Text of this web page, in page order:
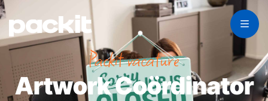
Packit vacature
Artwork Coördinator